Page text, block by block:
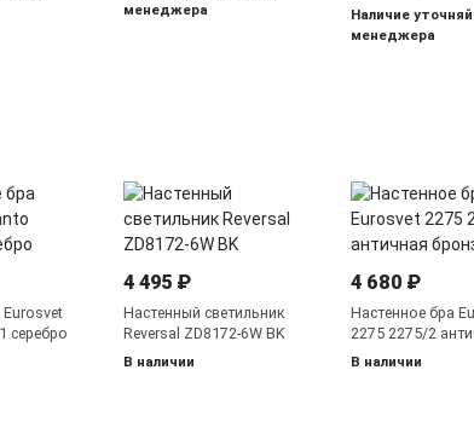
менеджера
Наличие
менеджера
Eurosvet
серебро
4 495 ₽
Настенный светильник
Reversal ZD8172-6W BK
В наличии
4 680 ₽
Настенное бра
2275 2275/2
бронза
В наличии